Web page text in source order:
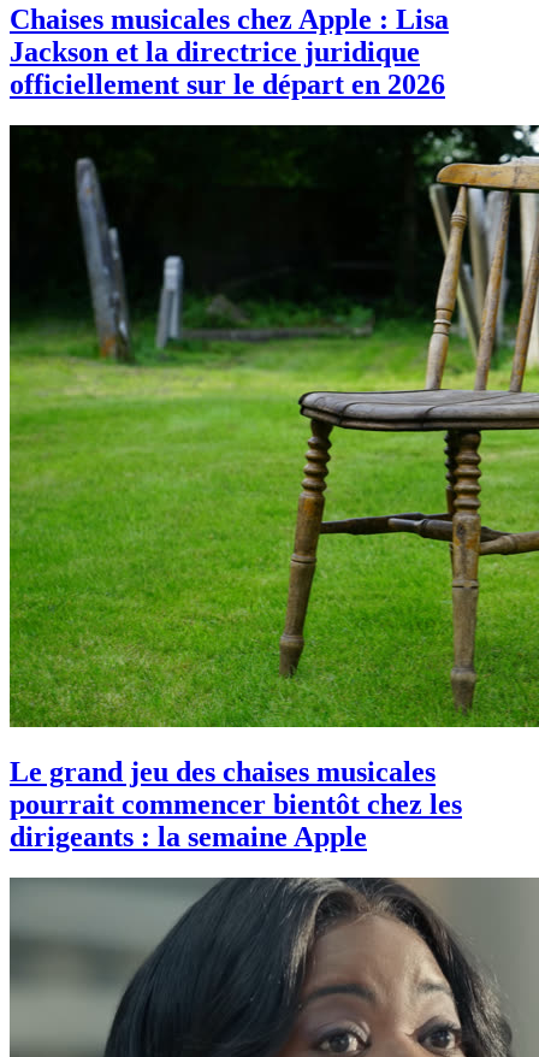
Chaises musicales chez Apple : Lisa
Jackson et la directrice juridique
officiellement sur le départ en 2026
Le grand jeu des chaises musicales
pourrait commencer bientôt chez les
dirigeants : la semaine Apple